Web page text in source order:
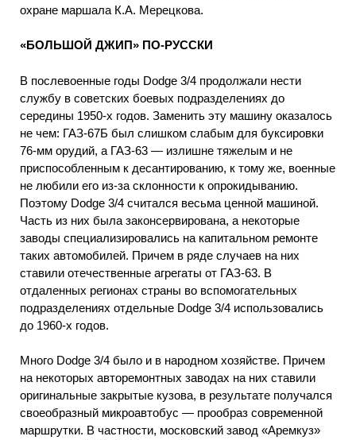
охране маршала К.А. Мерецкова.
«БОЛЬШОЙ ДЖИП» ПО-РУССКИ
В послевоенные годы Dodge 3/4 продолжали нести
службу в советских боевых подразделениях до
середины 1950-х годов. Заменить эту машину оказалось
не чем: ГАЗ-67Б был слишком слабым для буксировки
76-мм орудий, а ГАЗ-63 — излишне тяжелым и не
приспособленным к десантированию, к тому же, военные
не любили его из-за склонности к опрокидыванию.
Поэтому Dodge 3/4 считался весьма ценной машиной.
Часть из них была законсервирована, а некоторые
заводы специализировались на капитальном ремонте
таких автомобилей. Причем в ряде случаев на них
ставили отечественные агрегаты от ГАЗ-63. В
отдаленных регионах страны во вспомогательных
подразделениях отдельные Dodge 3/4 использовались
до 1960-х годов.
Много Dodge 3/4 было и в народном хозяйстве. Причем
на некоторых авторемонтных заводах на них ставили
оригинальные закрытые кузова, в результате получался
своеобразный микроавтобус — прообраз современной
маршрутки. В частности, московский завод «Аремкуз»